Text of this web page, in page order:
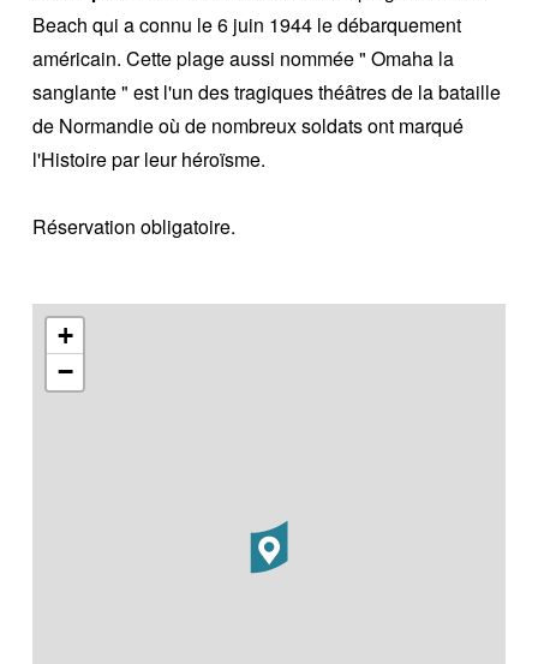
+
−
Beach qui a connu le 6 juin 1944 le débarquement
américain. Cette plage aussi nommée " Omaha la
sanglante " est l'un des tragiques théâtres de la bataille
de Normandie où de nombreux soldats ont marqué
l'Histoire par leur héroïsme.
Réservation obligatoire.